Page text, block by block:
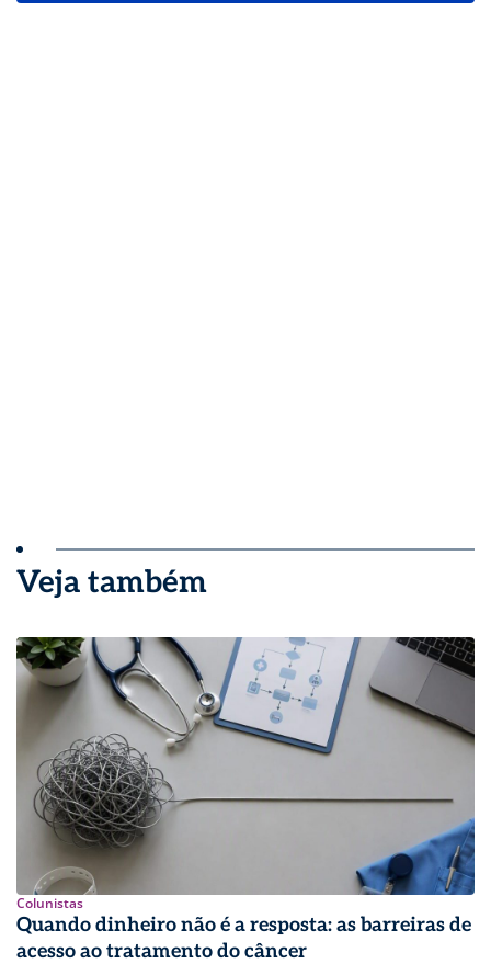
Veja também
Colunistas
Quando dinheiro não é a resposta: as barreiras de
acesso ao tratamento do câncer